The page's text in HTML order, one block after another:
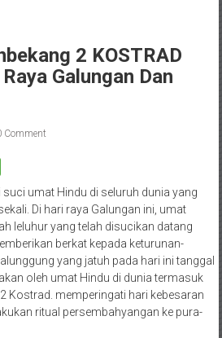
2 KOSTRAD
Galungan Dan
Comment
umat Hindu di seluruh dunia yang
Di hari raya Galungan ini, umat
leluhur yang telah disucikan datang
berkat kepada keturunan-
yang jatuh pada hari ini tanggal
oleh umat Hindu di dunia termasuk
Kostrad. memperingati hari kebesaran
ritual persembahyangan ke pura-